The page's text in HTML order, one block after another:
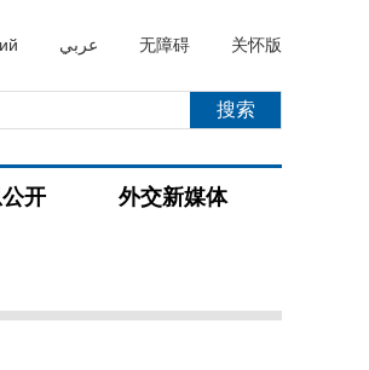
عربي 无障碍 关怀版
开 外交新媒体